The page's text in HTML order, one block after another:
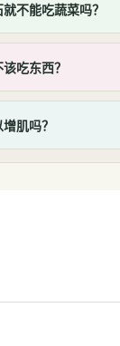
不能吃蔬菜吗？
吃东西？
肌吗？